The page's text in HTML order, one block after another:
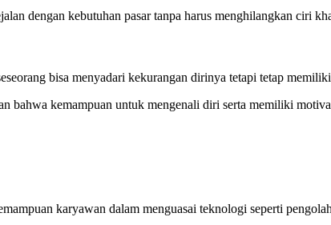
dengan kebutuhan pasar tanpa harus menghilangkan ciri
bisa menyadari kekurangan dirinya tetapi tetap
bahwa kemampuan untuk mengenali diri serta memiliki
karyawan dalam menguasai teknologi seperti